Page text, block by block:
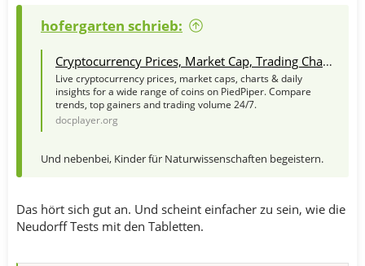
hofergarten schrieb:
Cryptocurrency Prices, Market Cap, Trading Charts: Bitcoin, Ethereum and more at PiedPiper
Live cryptocurrency prices, market caps, charts & daily
insights for a wide range of coins on PiedPiper. Compare
trends, top gainers and trading volume 24/7.
docplayer.org
Und nebenbei, Kinder für Naturwissenschaften begeistern.
Das hört sich gut an. Und scheint einfacher zu sein, wie die
Neudorff Tests mit den Tabletten.